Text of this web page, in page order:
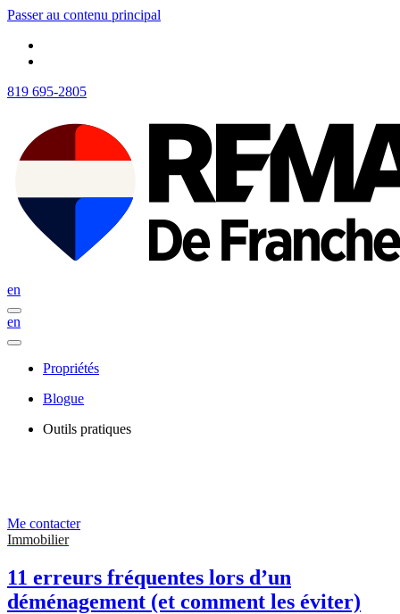
Passer au contenu principal
819 695-2805
en
en
Propriétés
Blogue
Outils pratiques
Me contacter
Immobilier
11 erreurs fréquentes lors d’un
déménagement (et comment les éviter)